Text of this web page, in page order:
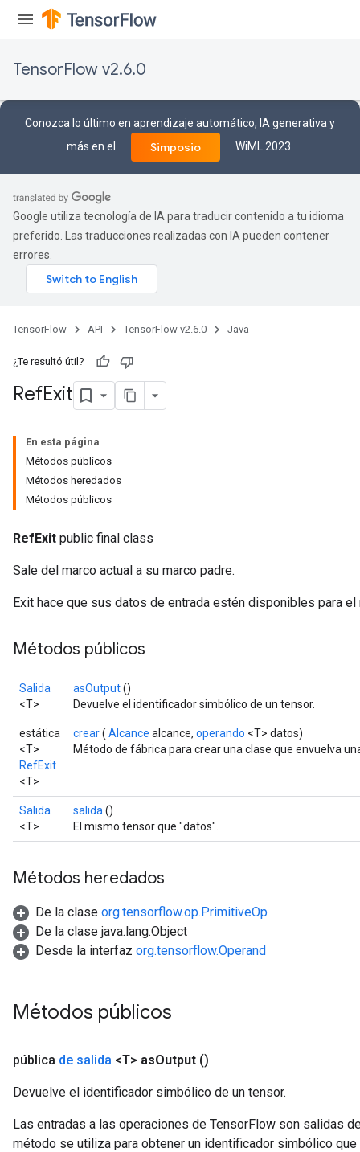
TensorFlow v2.6.0
Conozca lo último en aprendizaje automático, IA generativa y
más en el
Simposio WiML 2023.
Google utiliza tecnología de IA para traducir contenido a tu idioma
preferido. Las traducciones realizadas con IA pueden contener
errores.
TensorFlow API TensorFlow v2.6.0 Java
¿Te resultó útil?
RefExit
En esta página
Métodos públicos
Métodos heredados
Métodos públicos
RefExit public final class
Sale del marco actual a su marco padre.
Exit hace que sus datos de entrada estén disponibles para el
Métodos públicos
Salida
<T>
asOutput()
Devuelve el identificador simbólico de un tensor.
estática
<T>
RefExit
<T>
crear( Alcance alcance, operando <T> datos)
Método de fábrica para crear una clase que envuelva
Salida
<T>
salida ()
El mismo tensor que "datos".
Métodos heredados
De la clase org.tensorflow.op.PrimitiveOp
De la clase java.lang.Object
Desde la interfaz org.tensorflow.Operand
Métodos públicos
pública de salida <T> asOutput ()
Devuelve el identificador simbólico de un tensor.
Las entradas a las operaciones de TensorFlow son salidas
método se utiliza para obtener un identificador simbólico